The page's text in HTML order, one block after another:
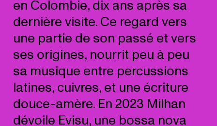
en Colombie, dix ans après sa
dernière visite. Ce regard vers
une partie de son passé et vers
ses origines, nourrit peu à peu
sa musique entre percussions
latines, cuivres, et une écriture
douce-amère. En 2023 Milhan
dévoile Evisu, une bossa nova